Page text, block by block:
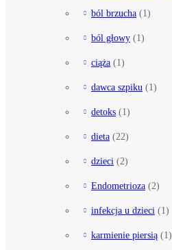
ból brzucha (1)
ból głowy (1)
ciąża (1)
dawca szpiku (1)
detoks (1)
dieta (22)
dzieci (2)
Endometrioza (2)
infekcja u dzieci (1)
karmienie piersią (1)